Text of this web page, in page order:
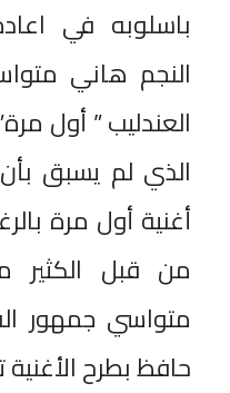
باسلوبه في
النجم هاني
العندليب ” أول
الذي لم يسبق
أغنية أول مرة
من قبل الكثير
متواسي جمهور
حافظ بطرح